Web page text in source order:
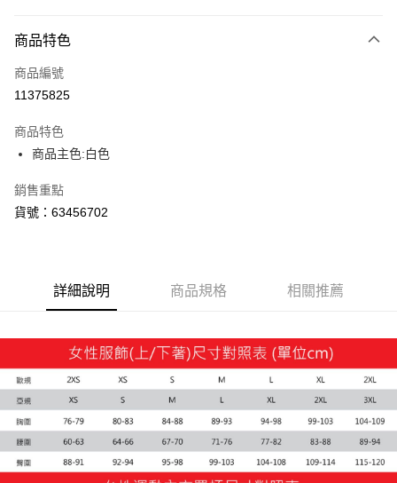
信用卡一次付款
LINE Pay
街口支付
悠遊付
Google Pay
運送方式
每筆NT$100，滿NT$1,800(含以上)免運費
付款後7-11取貨
每筆NT$100，滿NT$1,800(含以上)免運費
宅配(離島恕不配送)
每筆NT$150，滿NT$1,800(含以上)免運費
商品特色
商品編號
11375825
商品特色
商品主色:白色
銷售重點
貨號：63456702
詳細說明 商品規格 相關推薦